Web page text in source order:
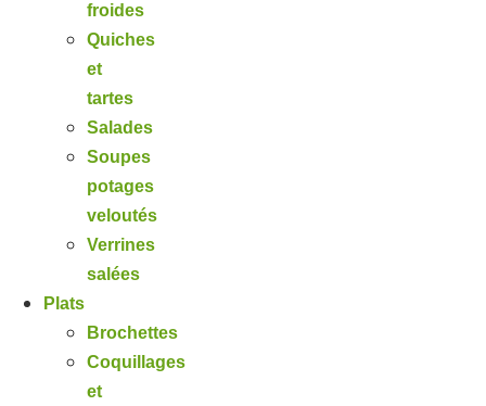
froides
Quiches
et
tartes
Salades
Soupes
potages
veloutés
Verrines
salées
Plats
Brochettes
Coquillages
et